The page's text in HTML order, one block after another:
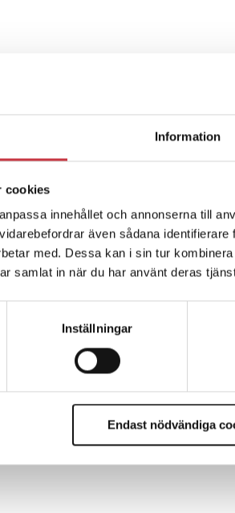
Information
cookies
innehållet och annonserna till
även sådana
med. Dessa kan i sin tur
samlat in när du har använt deras
Inställningar
Endast nödvändiga